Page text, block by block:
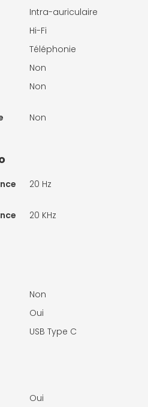
Intra-auriculaire
Hi-Fi
Téléphonie
Non
Non
Non
20 Hz
20 KHz
Non
Oui
USB Type C
Oui